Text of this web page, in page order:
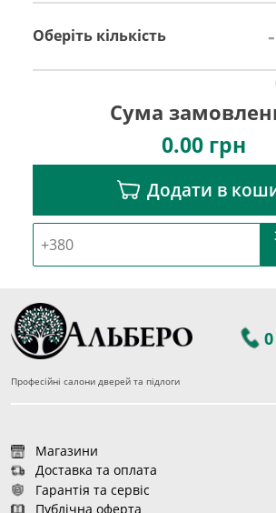
Оберіть кількість -
Сума
0.00грн
Додати в
Професійні салони дверей та підлоги
Магазини
Доставка та оплата
Гарантія та сервіс
Публічна оферта